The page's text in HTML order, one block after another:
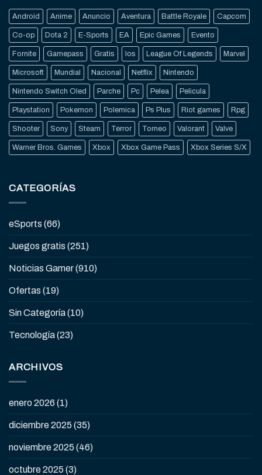
Android Anime Anuncio Aventura Battle Royale Capcom
Co-op Dota 2 E-Sports EA Epic Games Evento
Fornite Gamepass Gratis Ios League Of Legends Marvel
Microsoft Mundial Nacional Netflix Nintendo
Nintendo Switch Oled Parche Pc Pelea Pelicula
Playstation Pokemon Polemica Ps Plus Riot games Rpg
Shooter Sony Steam Terror Torneo Valorant Valve
Warner Bros. Games Xbox Xbox Game Pass Xbox Series S/X
CATEGORÍAS
eSports (66)
Juegos gratis (251)
Noticias Gamer(910)
Ofertas (19)
Sin Categoría(10)
Tecnología(23)
ARCHIVOS
enero 2026 (1)
diciembre 2025 (35)
noviembre 2025 (46)
octubre 2025 (3)